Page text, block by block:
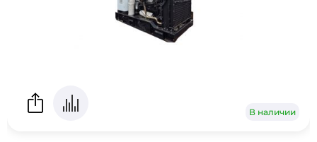
В наличии